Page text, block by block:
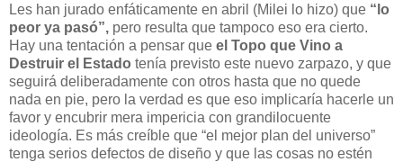
Les han jurado enfáticamente en abril (Milei lo hizo) que “lo
peor ya pasó”, pero resulta que tampoco eso era cierto.
Hay una tentación a pensar que el Topo que Vino a
Destruir el Estado tenía previsto este nuevo zarpazo, y que
seguirá deliberadamente con otros hasta que no quede
nada en pie, pero la verdad es que eso implicaría hacerle un
favor y encubrir mera impericia con grandilocuente
ideología. Es más creíble que “el mejor plan del universo”
tenga serios defectos de diseño y que las cosas no estén